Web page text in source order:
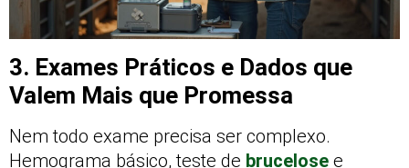
3. Exames Práticos e Dados que
Valem Mais que Promessa
Nem todo exame precisa ser complexo.
Hemograma básico, teste de brucelose e